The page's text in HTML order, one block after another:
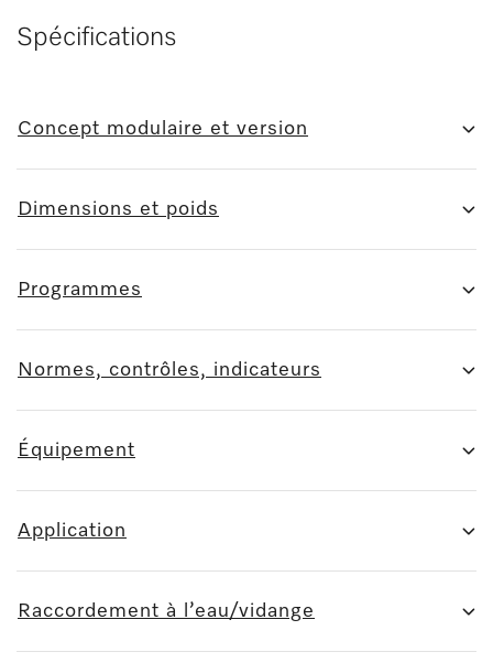
Spécifications
Concept modulaire et version
Dimensions et poids
Programmes
Normes, contrôles, indicateurs
Équipement
Application
Raccordement à l’eau/vidange